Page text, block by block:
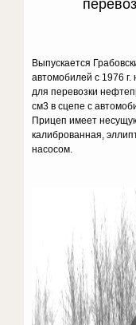
Выпускается
автомобилей с 1976
для перевозки
см3 в сцепе с
Прицеп имеет
калиброванная,
насосом.